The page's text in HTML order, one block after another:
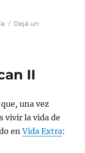
Dejá un
II
una vez
vivir la vida de
enVida Extra: